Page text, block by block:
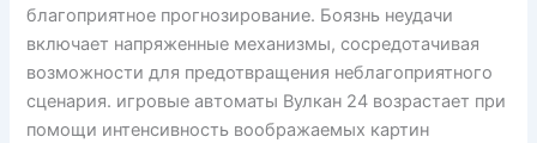
благоприятное прогнозирование. Боязнь неудачи
включает напряженные механизмы, сосредотачивая
возможности для предотвращения неблагоприятного
сценария. игровые автоматы Вулкан 24 возрастает при
помощи интенсивность воображаемых картин